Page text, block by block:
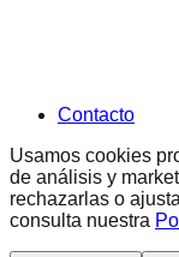
Contacto
Usamos cookies
de análisis y
rechazarlas o
consulta nuestra